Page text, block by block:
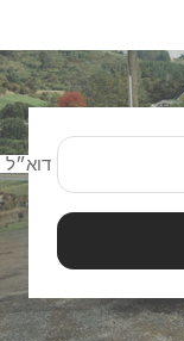
דוא״ל